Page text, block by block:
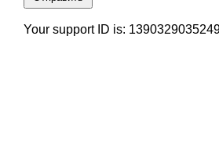
Your support ID is: